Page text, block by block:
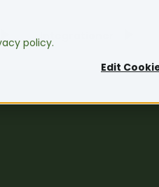
policy.
Edit